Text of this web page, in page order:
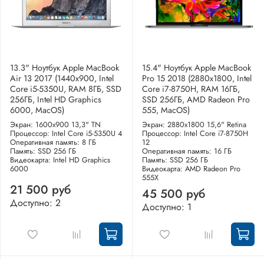
13.3" Ноутбук Apple MacBook
Air 13 2017 (1440x900, Intel
Core i5-5350U, RAM 8ГБ, SSD
256ГБ, Intel HD Graphics
6000, MacOS)
Экран: 1600x900 13,3" TN
Процессор: Intel Core i5-5350U 4
Оперативная память: 8 ГБ
Память: SSD 256 ГБ
Видеокарта: Intel HD Graphics
6000
21 500 руб
Доступно: 2
15.4" Ноутбук Apple MacBook
Pro 15 2018 (2880x1800, Intel
Core i7-8750H, RAM 16ГБ,
SSD 256ГБ, AMD Radeon Pro
555, MacOS)
Экран: 2880x1800 15,6" Retina
Процессор: Intel Core i7-8750H
12
Оперативная память: 16 ГБ
Память: SSD 256 ГБ
Видеокарта: AMD Radeon Pro
555X
45 500 руб
Доступно: 1